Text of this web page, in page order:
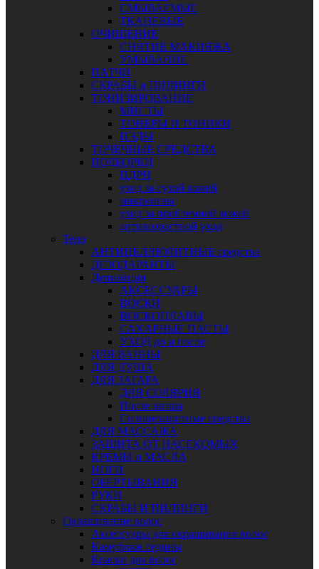
СМЫВАЕМЫЕ
ТКАНЕВЫЕ
ОЧИЩЕНИЕ
СНЯТИЕ МАКИЯЖА
УМЫВАНИЕ
ПАТЧИ
СКРАБЫ и ПИЛИНГИ
ТОНИЗИРОВАНИЕ
МИСТЫ
ТОНЕРЫ И ТОНИКИ
ПЭДЫ
ТОЧЕЧНЫЕ СРЕДСТВА
ПОДБОРКИ
ПДРН
уход за сухой кожей
микроиглы
уход за проблемной кожей
антивозрастной уход
Тело
АНТИЦЕЛЛЮЛИТНЫЕ средства
ДЕЗОДАРАНТЫ
Депиляция
АКСЕССУАРЫ
ВОСКИ
ВОСКОПЛАВЫ
САХАРНЫЕ ПАСТЫ
УХОД до и после
ДЛЯ ВАННЫ
ДЛЯ ДУША
ДЛЯ ЗАГАРА
ДЛЯ СОЛЯРИЯ
После загара
Солнцезащитные средства
ДЛЯ МАССАЖА
ЗАЩИТА ОТ НАСЕКОМЫХ
КРЕМЫ и МАСЛА
НОГИ
ОБЕРТЫВАНИЯ
РУКИ
СКРАБЫ И ПИЛИНГИ
Окрашивание волос
Аксессуары для окрашивания волос
Камуфляж седины
Краски для волос